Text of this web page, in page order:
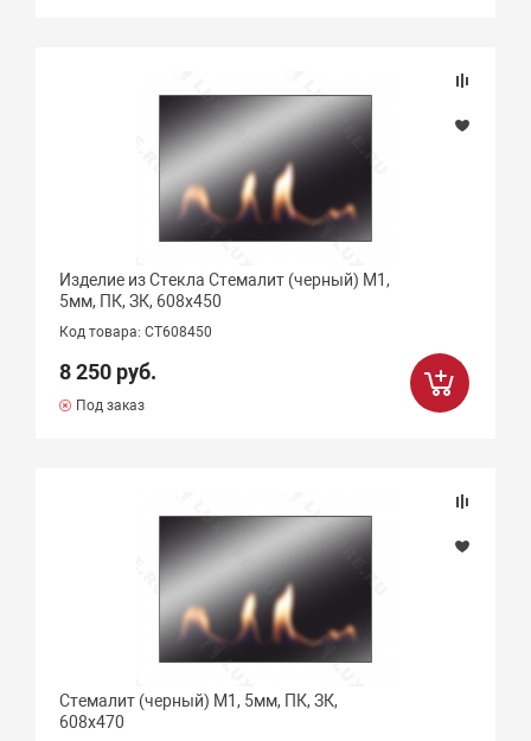
Изделие из Стекла Стемалит (черный) М1,
5мм, ПК, ЗК, 608х450
Код товара: СТ608450
8 250 руб.
Под заказ
Стемалит (черный) М1, 5мм, ПК, ЗК,
608х470